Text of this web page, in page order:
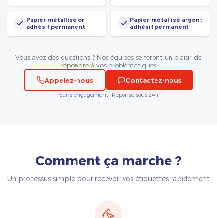
Papier métallisé or
adhésif permanent
Papier métallisé argent
adhésif permanent
Vous avez des questions ? Nos équipes se feront un plaisir de
répondre à vos problématiques
Appelez-nous
Contactez-nous
Sans engagement · Réponse sous 24h
Comment ça marche ?
Un processus simple pour recevoir vos étiquettes rapidement